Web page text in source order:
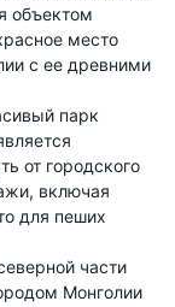
объектом
место
с ее древними
парк
от городского
включая
для пеших
части
Монголии